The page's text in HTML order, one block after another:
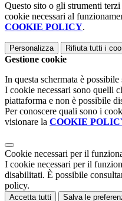
Questo sito o gli strumenti
cookie necessari al
COOKIE POLICY.
Personalizza Rifiuta tutti i
Gestione cookie
In questa schermata è
I cookie necessari sono quelli
piattaforma e non è possibile
Per conoscere quali sono i
visionare la COOKIE
Cookie necessari per il
I cookie necessari per il
disabilitati. È possibile
policy.
Accetta tutti Salva le